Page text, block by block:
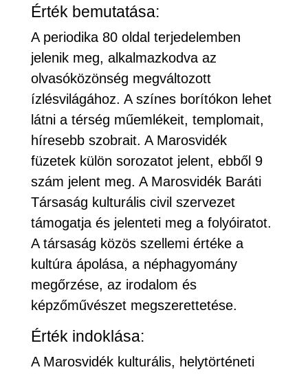
Érték bemutatása:
A periodika 80 oldal terjedelemben
jelenik meg, alkalmazkodva az
olvasóközönség megváltozott
ízlésvilágához. A színes borítókon lehet
látni a térség műemlékeit, templomait,
híresebb szobrait. A Marosvidék
füzetek külön sorozatot jelent, ebből 9
szám jelent meg. A Marosvidék Baráti
Társaság kulturális civil szervezet
támogatja és jelenteti meg a folyóiratot.
A társaság közös szellemi értéke a
kultúra ápolása, a néphagyomány
megőrzése, az irodalom és
képzőművészet megszerettetése.
Érték indoklása:
A Marosvidék kulturális, helytörténeti